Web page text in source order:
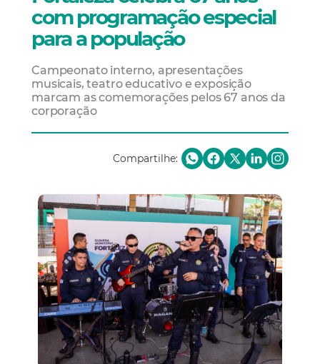
com programação especial
para a população
Campeonato interno, apresentações
musicais, teatro educativo e exposição
marcam as comemorações pelos 67 anos da
corporação
Compartilhe: